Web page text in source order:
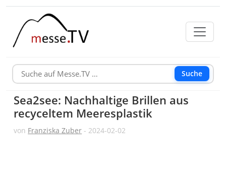
Suche
Sea2see: Nachhaltige Brillen aus
recyceltem Meeresplastik
von Franziska Zuber - 2024-02-02